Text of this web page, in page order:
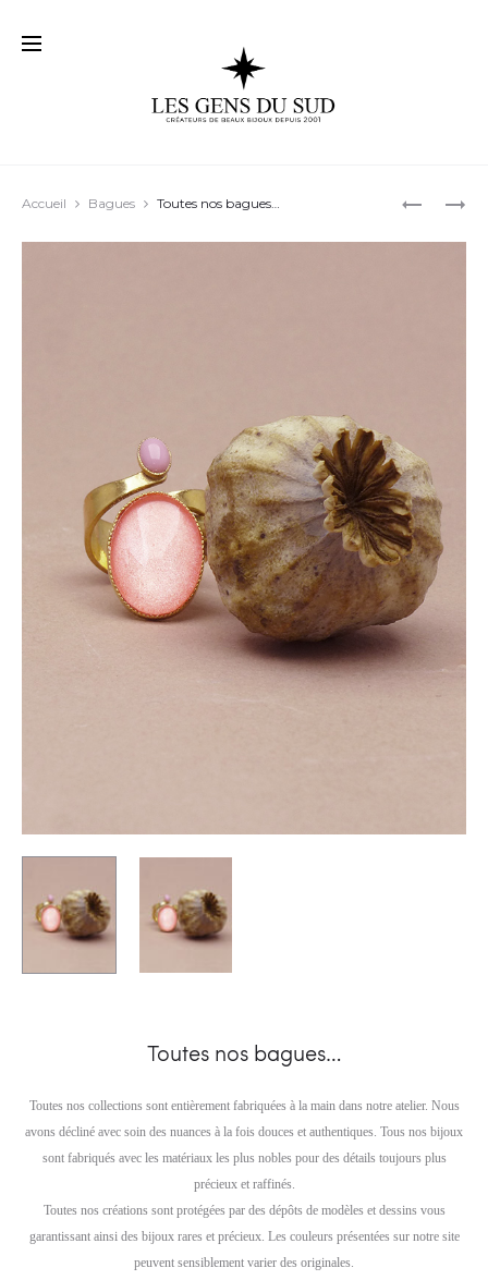
BAGUE
Accueil Bagues Toutes nos bagues…
Toutes nos bagues…
Toutes nos collections sont entièrement fabriquées à la main dans notre atelier. Nous
avons décliné avec soin des nuances à la fois douces et authentiques. Tous nos bijoux
sont fabriqués avec les matériaux les plus nobles pour des détails toujours plus
précieux et raffinés.
Toutes nos créations sont protégées par des dépôts de modèles et dessins vous
garantissant ainsi des bijoux rares et précieux. Les couleurs présentées sur notre site
peuvent sensiblement varier des originales.